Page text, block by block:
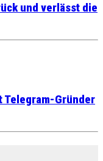
und verlässt die
Telegram-Gründer